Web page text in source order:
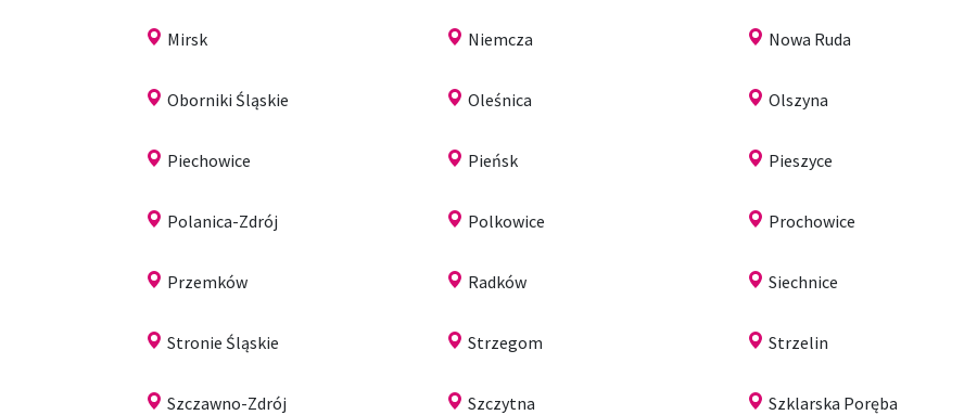
Mirsk Niemcza Nowa Ruda
Oborniki Śląskie Oleśnica Olszyna
Piechowice Pieńsk Pieszyce
Polanica-Zdrój Polkowice Prochowice
Przemków Radków Siechnice
Stronie Śląskie Strzegom Strzelin
Szczawno-Zdrój Szczytna Szklarska Poręba